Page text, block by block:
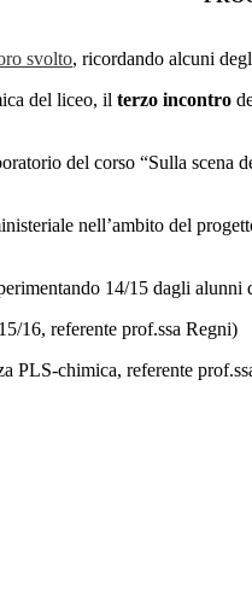
svolto, ricordando alcuni
del liceo, il terzo incontro
del corso “Sulla
nell’ambito del
14/15 dagli
16, referente prof.ssa Regni)
PLS-chimica, referente